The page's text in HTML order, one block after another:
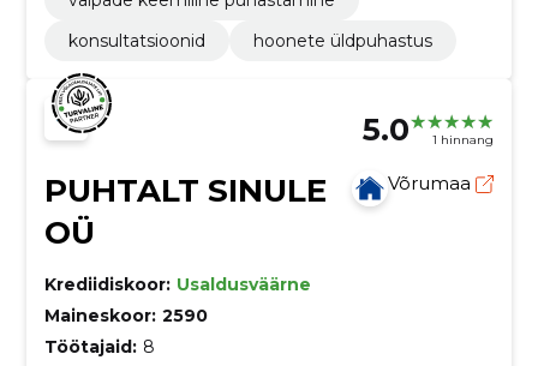
konsultatsioonid
hoonete üldpuhastus
5.0 1 hinnang
PUHTALT SINULE
OÜ
Võrumaa
Krediidiskoor: Usaldusväärne
Maineskoor: 2590
Töötajaid: 8